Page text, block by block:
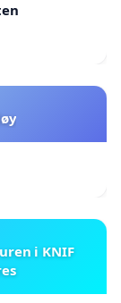
i KNIF